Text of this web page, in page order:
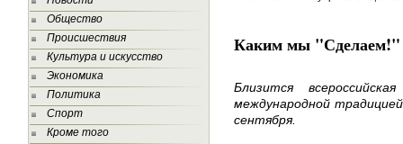
Общество
Происшествия
Культура и искусство
Экономика
Политика
Спорт
Кроме того
Каким мы "Сделаем!"
Близится
международной
сентября.